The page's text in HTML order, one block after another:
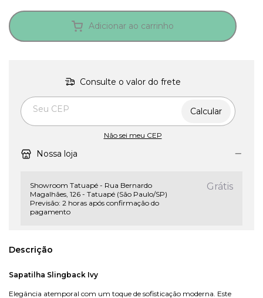
Adicionar ao carrinho
Consulte o valor do frete
Entregas para o CEP:
Calcular
Não sei meu CEP
Nossa loja
Showroom Tatuapé - Rua Bernardo
Magalhães, 126 - Tatuapé (São Paulo/SP)
Previsão: 2 horas após confirmação do
pagamento
Grátis
Descrição
Sapatilha Slingback Ivy
Elegância atemporal com um toque de sofisticação moderna. Este